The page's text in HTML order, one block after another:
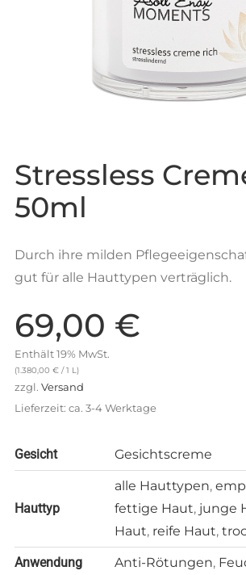
Stressless
50ml
Durch ihre milden
gut für alle Hauttypen verträglich.
69,00 €
Enthält 19% MwSt.
(1.380,00 € / 1 L)
zzgl. Versand
Lieferzeit: ca. 3-4 Werktage
Gesicht Gesichtscreme
Hauttyp
alle Hauttypen,
fettige Haut, junge
Haut, reife Haut,
Anwendung Anti-Rötungen,